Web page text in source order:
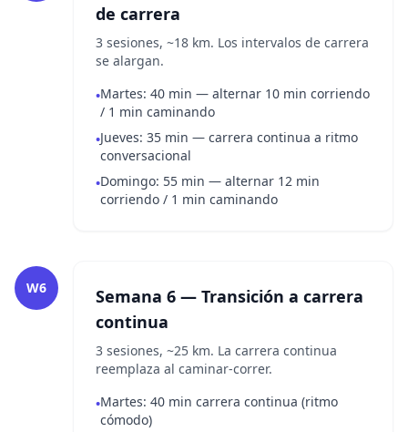
de carrera
3 sesiones, ~18 km. Los intervalos de carrera
se alargan.
•Martes: 40 min — alternar 10 min corriendo
/ 1 min caminando
•Jueves: 35 min — carrera continua a ritmo
conversacional
•Domingo: 55 min — alternar 12 min
corriendo / 1 min caminando
W6
Semana 6 — Transición a carrera
continua
3 sesiones, ~25 km. La carrera continua
reemplaza al caminar-correr.
•Martes: 40 min carrera continua (ritmo
cómodo)